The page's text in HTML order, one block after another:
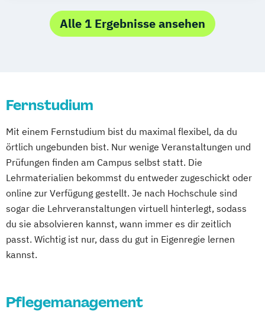
Magdeburg Münster Trier Würzburg
Chemnitz Linz deutschlandweit
Gesundheitswesen
Diätetik Ergotherapie
Gesundheitsmanagement
Gesundheitspädagogik
Gesundheitsökonomie Heilpädagogik
Heilpädagogik/Inklusionspädagogik
International Healthcare Management
(DE/EN)
Kindheitspädagogik
Leitungshandeln in der Pädagogik
Public Health Pädagogik
Alle 1 Ergebnisse ansehen
Fernstudium
Mit einem Fernstudium bist du maximal flexibel, da du
örtlich ungebunden bist. Nur wenige Veranstaltungen und
Prüfungen finden am Campus selbst statt. Die
Lehrmaterialien bekommst du entweder zugeschickt oder
online zur Verfügung gestellt. Je nach Hochschule sind
sogar die Lehrveranstaltungen virtuell hinterlegt, sodass
du sie absolvieren kannst, wann immer es dir zeitlich
passt. Wichtig ist nur, dass du gut in Eigenregie lernen
kannst.
Pflegemanagement